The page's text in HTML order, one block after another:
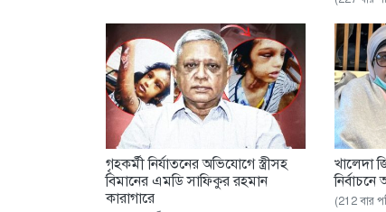
গৃহকর্মী নির্যাতনের অভিযোগে স্ত্রীসহ
বিমানের এমডি সাফিকুর রহমান
কারাগারে
খালেদা
(212 বার